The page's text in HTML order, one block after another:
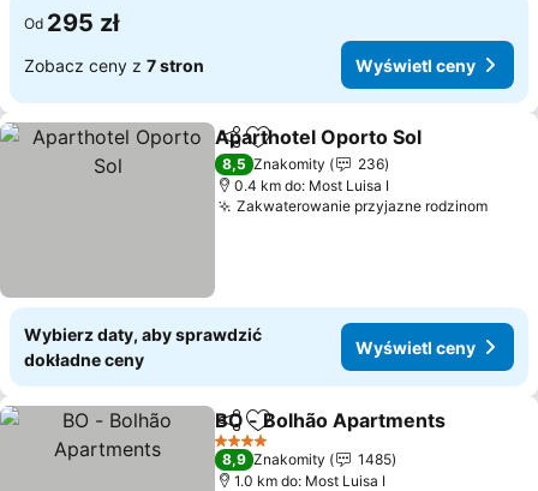
Od 295 zł
Zobacz ceny z 7 stron Wyświetl ceny
Udostępnij
Dodaj do ulubionych
Aparthotel Oporto Sol
8,5 Znakomity
236
0.4 km do: Most Luisa I
Zakwaterowanie przyjazne rodzinom
Wybierz daty, aby sprawdzić
dokładne ceny
Wyświetl ceny
Udostępnij
Dodaj do ulubionych
BO - Bolhão Apartments
4 Kategoria
8,9 Znakomity
1485
1.0 km do: Most Luisa I